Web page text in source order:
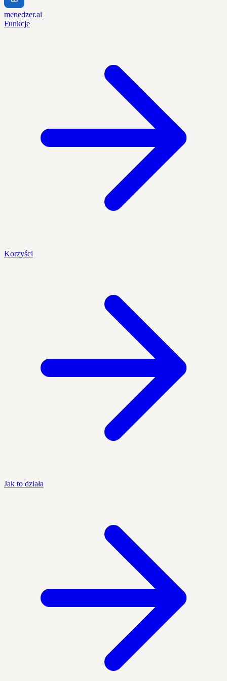
menedzer.ai
Funkcje
Korzyści
Jak to działa